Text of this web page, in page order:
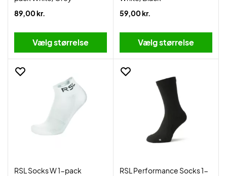
89,00 kr.
Vælg størrelse
59,00 kr.
Vælg størrelse
RSL Socks W 1-pack
RSL Performance Socks 1-